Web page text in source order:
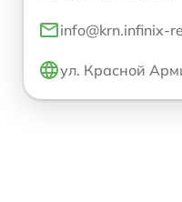
info@krn.infinix-
ул. Красной